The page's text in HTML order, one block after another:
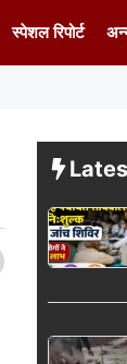
स्पेशल रिपोर्ट